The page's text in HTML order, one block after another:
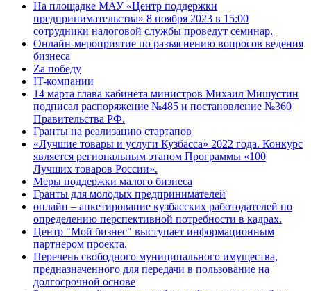
На площадке МАУ «Центр поддержки
предпринимательства» 8 ноября 2023 в 15:00
сотрудники налоговой службы проведут семинар.
Онлайн-мероприятие по разъяснению вопросов ведения
бизнеса
Za победу
IT-компании
14 марта глава кабинета министров Михаил Мишустин
подписал распоряжение №485 и постановление №360
Правительства РФ.
Гранты на реализацию стартапов
«Лучшие товары и услуги Кузбасса» 2022 года. Конкурс
является региональным этапом Программы «100
Лучших товаров России».
Меры поддержки малого бизнеса
Гранты для молодых предпринимателей
онлайн – анкетирование кузбасских работодателей по
определению перспективной потребности в кадрах.
Центр "Мой бизнес" выступает информационным
партнером проекта.
Перечень свободного муниципального имущества,
предназначенного для передачи в пользование на
долгосрочной основе